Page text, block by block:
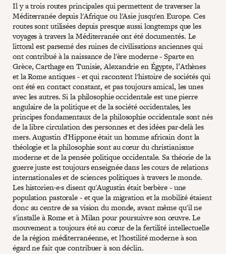
Il y a trois routes principales qui permettent de traverser la
Méditerranée depuis l'Afrique ou l'Asie jusqu'en Europe. Ces
routes sont utilisées depuis presque aussi longtemps que les
voyages à travers la Méditerranée ont été documentés. Le
littoral est parsemé des ruines de civilisations anciennes qui
ont contribué à la naissance de l'ère moderne - Sparte en
Grèce, Carthage en Tunisie, Alexandrie en Égypte, l’Athènes
et la Rome antiques - et qui racontent l'histoire de sociétés qui
ont été en contact constant, et pas toujours amical, les unes
avec les autres. Si la philosophie occidentale est une pierre
angulaire de la politique et de la société occidentales, les
principes fondamentaux de la philosophie occidentale sont nés
de la libre circulation des personnes et des idées par-delà les
mers. Augustin d'Hippone était un homme africain dont la
théologie et la philosophie sont au cœur du christianisme
moderne et de la pensée politique occidentale. Sa théorie de la
guerre juste est toujours enseignée dans les cours de relations
internationales et de sciences politiques à travers le monde.
Les historien·e·s disent qu'Augustin était berbère - une
population pastorale - et que la migration et la mobilité étaient
donc au centre de sa vision du monde, avant même qu'il ne
s'installe à Rome et à Milan pour poursuivre son œuvre. Le
mouvement a toujours été au cœur de la fertilité intellectuelle
de la région méditerranéenne, et l'hostilité moderne à son
égard ne fait que contribuer à son déclin.